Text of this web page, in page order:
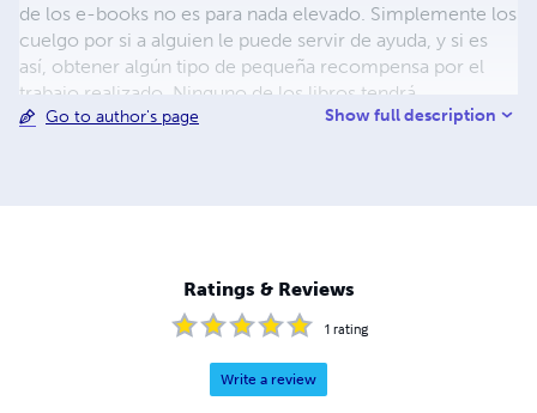
de los e-books no es para nada elevado. Simplemente los
cuelgo por si a alguien le puede servir de ayuda, y si es
así, obtener algún tipo de pequeña recompensa por el
trabajo realizado. Ninguno de los libros tendrá
protecciones DRM o similares. Algunos de los e-books
más versátil y flexible, y se adapta mejor a los distintos
Go to author's page Show full description
Ratings & Reviews
1 rating
Write a review